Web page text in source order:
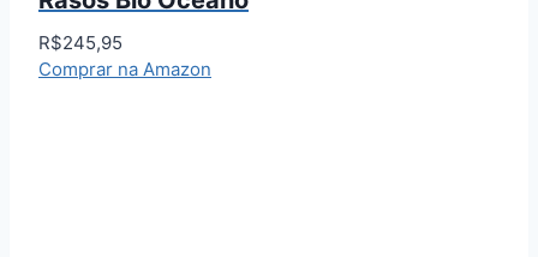
R$245,95
Comprar na Amazon